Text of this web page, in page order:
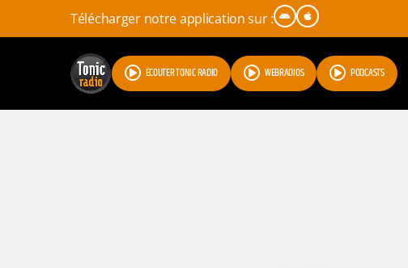
Télécharger notre application sur :
ÉCOUTER TONIC RADIO WEBRADIOS PODCASTS